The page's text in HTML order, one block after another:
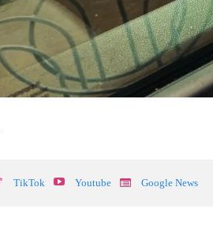
TikTok Youtube Google News